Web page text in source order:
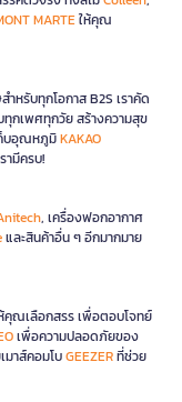
MARTEให้คุณ
รับทุกโอกาส B2S เราคัด
ทุกเพศทุกวัย สร้างความสุข
ก็บอุณหภูมิKAKAO
ามีครบ!
, เครื่องฟอกอากาศ
และสินค้าอื่น ๆ อีกมากมาย
ณเลือกสรร เพื่อตอบโจทย์
เพื่อความปลอดภัยของ
มาส์คอมโบGEEZERที่ช่วย